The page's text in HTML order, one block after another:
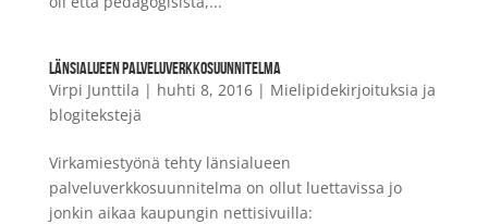
LÄNSIALUEEN PALVELUVERKKOSUUNNITELMA
Virpi Junttila | huhti 8, 2016| Mielipidekirjoituksia ja
blogitekstejä
Virkamiestyönä tehty länsialueen
palveluverkkosuunnitelma on ollut luettavissa jo
jonkin aikaa kaupungin nettisivuilla: